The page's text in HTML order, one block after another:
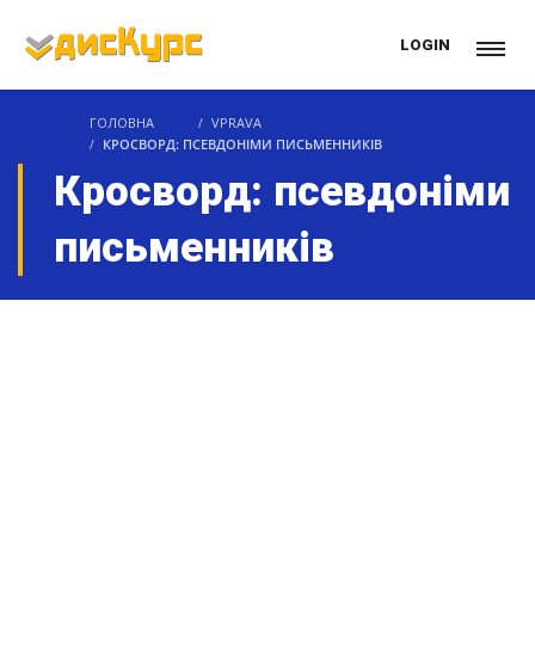
LOGIN
ГОЛОВНА
VPRAVA
КРОСВОРД: ПСЕВДОНІМИ ПИСЬМЕННИКІВ
Кросворд: псевдоніми
письменників